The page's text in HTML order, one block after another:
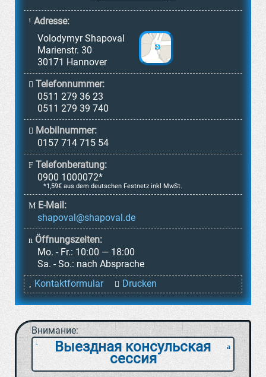
Adresse:
Volodymyr Shapoval
Marienstr. 30
30171 Hannover
Telefonnummer:
0511 279 36 23
0511 279 39 740
Mobilnummer:
0157 714 715 54
Telefonberatung:
0900 1000072*
*1,59€ aus dem deutschen Festnetz inkl MwSt.
E-Mail:
Öffnungszeiten:
Mo. - Fr.: 10:00 — 18:00
Sa. - So.: nach Absprache
Kontaktformular
Drucken
Внимание:
` a
Выездная консульская
сессия